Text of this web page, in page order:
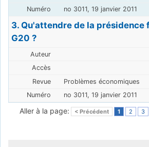
no 3011, 19 janvier 2011
3. Qu'attendre de la présidence
G20 ?
Problèmes économiques
no 3011, 19 janvier 2011
Aller à la page: < Précédent 1 2 3